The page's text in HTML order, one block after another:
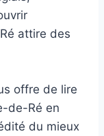
attire des
offre de lire
de-Ré en
du mieux